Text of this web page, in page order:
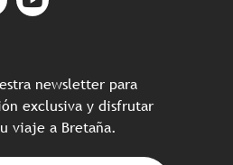
newsletter para
exclusiva y disfrutar
viaje a Bretaña.